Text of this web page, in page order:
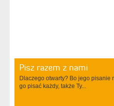
Pisz razem z nami
Dlaczego otwarty? Bo jego pisanie
go pisać każdy, także Ty...